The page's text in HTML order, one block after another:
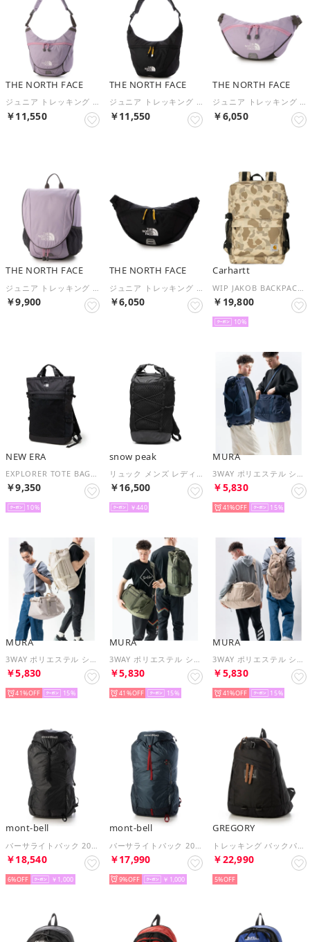
THE NORTH FACE
ジュニア トレッキング バッグ K Yippee Sling_キッズ イッピースリング NMJ72551 （オーキッドブルーム）
￥11,550
THE NORTH FACE
ジュニア トレッキング バッグ K Yippee Sling_キッズ イッピースリング NMJ72551 （ブラック）
￥11,550
THE NORTH FACE
ジュニア トレッキング バッグ K Yippee Hip Pack_キッズ イッピーヒップパック NMJ72552 （オーキッドブルーム）
￥6,050
THE NORTH FACE
￥9,900
THE NORTH FACE
￥6,050
Carhartt
￥19,800
10
NEW ERA
EXPLORER TOTE BAG（エクスプローラー トートバッグ） （ブラック）
￥9,350
10
snow peak
リュック メンズ レディース 大容量 おしゃれ A4 B4 34L デイパック 大きい シンプル メッシュ アウトドア Double Face Mesh Backpack AC-25SU407 （Black）
￥16,500
￥440
MURA
3WAY ポリエステル シューズポケット スポーツボストンバッグ （ネイビー）
￥5,830
41% 15
MURA
3WAY ポリエステル シューズポケット スポーツボストンバッグ （アイボリー）
￥5,830
41% 15
MURA
3WAY ポリエステル シューズポケット スポーツボストンバッグ （オリーブ）
￥5,830
41% 15
MURA
3WAY ポリエステル シューズポケット スポーツボストンバッグ （サンド）
￥5,830
41% 15
mont-bell
￥18,540
6% ￥1,000
mont-bell
￥17,990
9% ￥1,000
GREGORY
￥22,990
5%